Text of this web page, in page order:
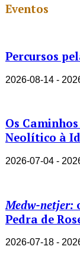
Eventos
Percursos
2026-08-14 -
Os
Neolítico à
2026-07-04 -
Medw-netjer:
Pedra de
2026-07-18 -